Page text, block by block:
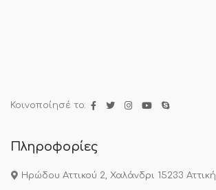
Κοινοποίησέ το:
Πληροφορίες
Ηρώδου Αττικού 2, Χαλάνδρι 15233 Αττική